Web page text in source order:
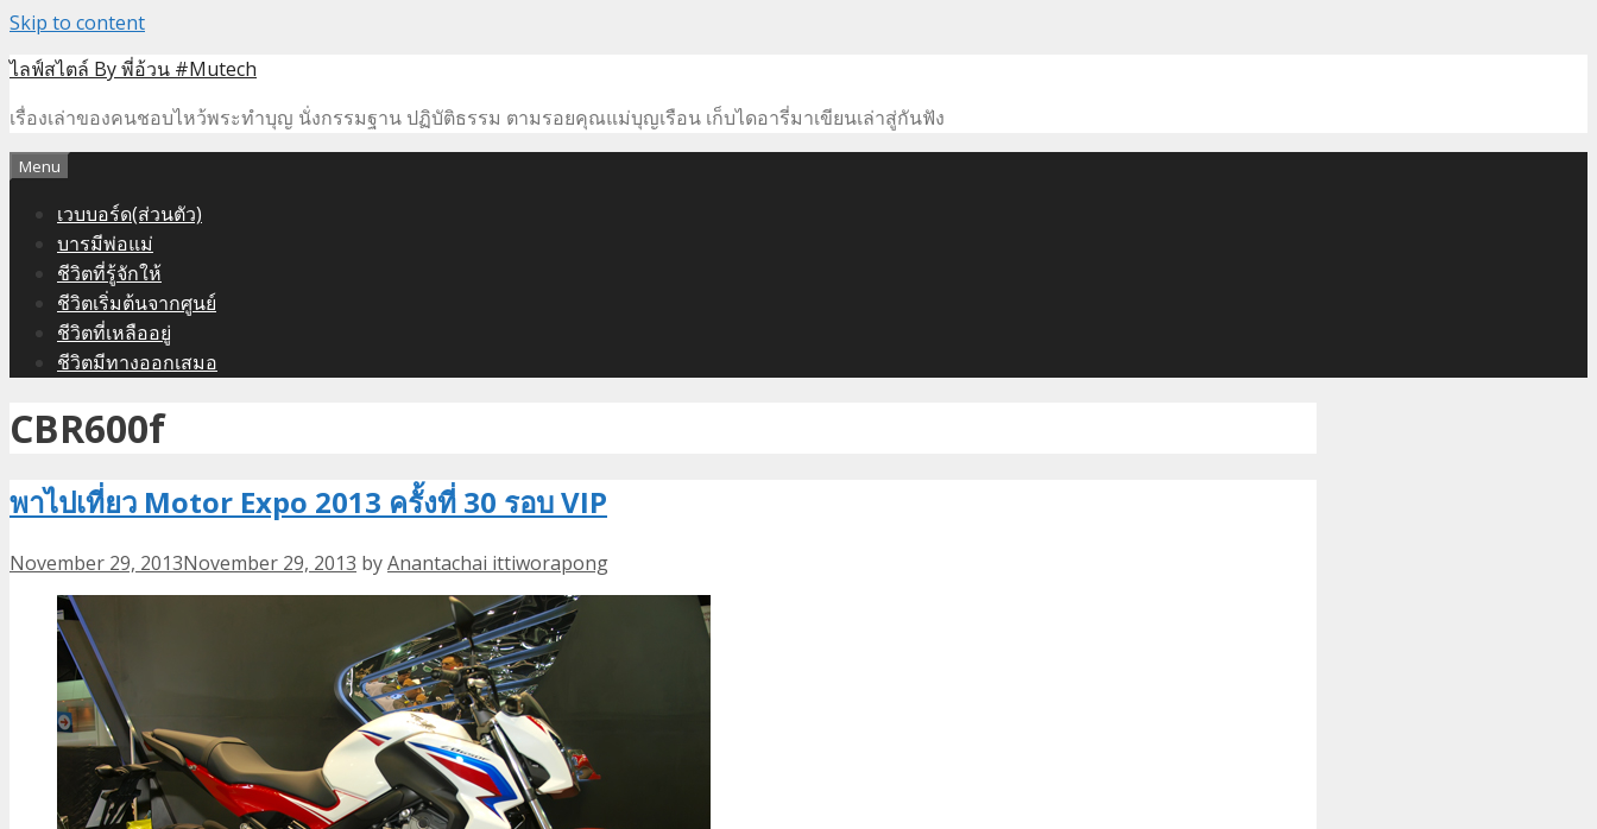
Skip to content
ไลฟ์สไตล์ By พี่อ้วน #Mutech
เรื่องเล่าของคนชอบไหว้พระทำบุญ นั่งกรรมฐาน ปฏิบัติธรรม ตามรอยคุณแม่บุญเรือน เก็บไดอารี่มาเขียนเล่าสู่กันฟัง
Menu
เวบบอร์ด(ส่วนตัว)
บารมีพ่อแม่
ชีวิตที่รู้จักให้
ชีวิตเริ่มต้นจากศูนย์
ชีวิตที่เหลืออยู่
ชีวิตมีทางออกเสมอ
CBR600f
พาไปเที่ยว Motor Expo 2013 ครั้งที่ 30 รอบ VIP
November 29, 2013November 29, 2013 byAnantachai ittiworapong